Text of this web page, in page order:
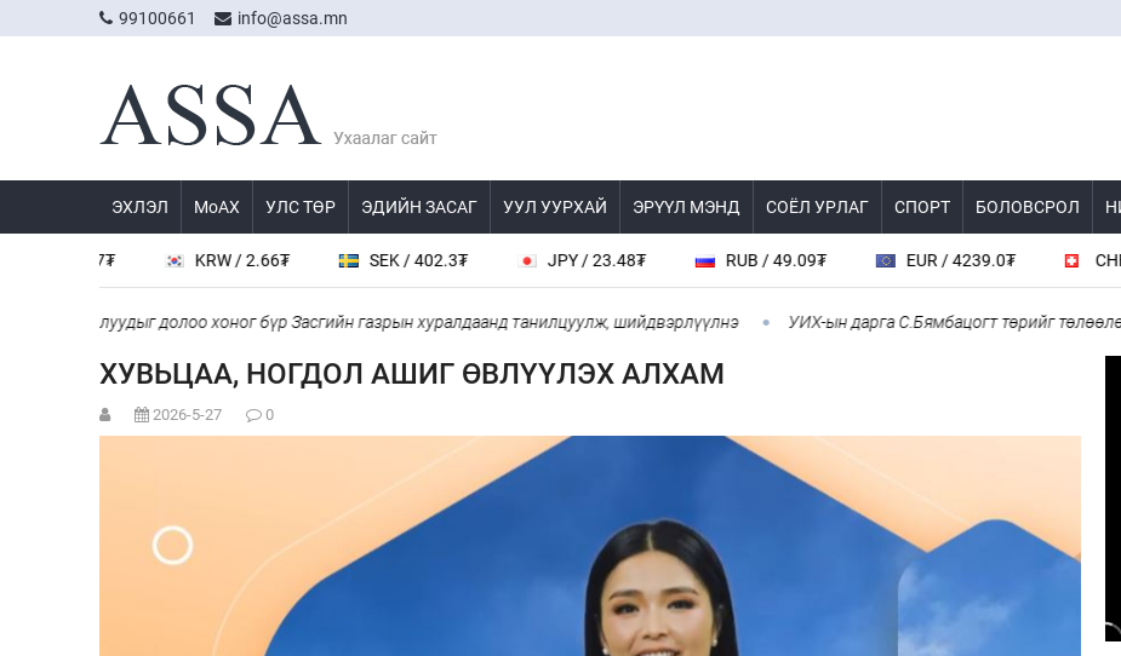
99100661 info@assa.mn
ЭХЛЭЛ МоАХ УЛС ТӨР ЭДИЙН ЗАСАГ УУЛ УУРХАЙ ЭРҮҮЛ МЭНД СОЁЛ УРЛАГ СПОРТ БОЛОВСРОЛ
KRW / 2.66₮ SEK / 402.3₮ JPY / 23.48₮ RUB / 49.09₮ EUR / 4239.0₮ CHF /
долоо хоног бүр Засгийн газрын хуралдаанд танилцуулж, шийдвэрлүүлнэ УИХ-ын дарга С.Бямбацогт төрийг төлөөлөн
ХУВЬЦАА, НОГДОЛ АШИГ ӨВЛҮҮЛЭХ АЛХАМ
2026-5-27 0